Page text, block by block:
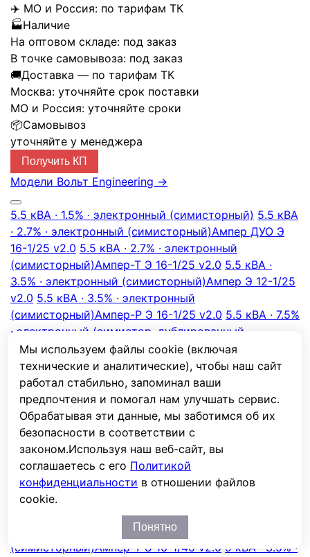
Мы используем файлы cookie (включая
технические и аналитические), чтобы наш сайт
работал стабильно, запоминал ваши
предпочтения и помогал нам улучшать сервис.
Обрабатывая эти данные, мы заботимся об их
безопасности в соответствии с
законом.Используя наш веб-сайт, вы
соглашаетесь с его Политикой
конфиденциальности в отношении файлов
cookie.
Понятно
✈️ МО и Россия: по тарифам ТК
🏭Наличие
На оптовом складе: под заказ
В точке самовывоза: под заказ
🚚Доставка — по тарифам ТК
Москва: уточняйте срок поставки
МО и Россия: уточняйте сроки
📦Самовывоз
уточняйте у менеджера
Получить КП
Модели Вольт Engineering →
5.5 кВА · 1.5% · электронный (симисторный) 5.5 кВА
· 2.7% · электронный (симисторный)Ампер ДУО Э
16-1/25 v2.0 5.5 кВА · 2.7% · электронный
(симисторный)Ампер-Т Э 16-1/25 v2.0 5.5 кВА ·
3.5% · электронный (симисторный)Ампер Э 12-1/25
v2.0 5.5 кВА · 3.5% · электронный
(симисторный)Ампер-Р Э 16-1/25 v2.0 5.5 кВА · 7.5%
· электронный (симистор, дублированный
электромагнитным реле) 7 кВА · 1.5% · электронный
(симисторный) 7 кВА · 2.7% · электронный
(симисторный)Ампер ДУО Э 16-1/32 v2.0
2.7% · электронный (симисторный)Ампер-Т Э 16-
1/32 v2.0 7 кВА · 3.5% · электронный
(симисторный) Ампер Э 12-1/32 v2.0
электронный (симисторный)Ампер-Р Э 16-1/32 v2.0
7 кВА · 7.5% · электронный (симистор,
дублированный электромагнитным реле) 9 кВА ·
1.5% · электронный (симисторный)
электронный (симисторный)Ампер ДУО Э 16-1/40
9 кВА · 2.7% · электронный
(симисторный)Ампер-Т Э 16-1/40 v2.0 9 кВА · 3.5% ·